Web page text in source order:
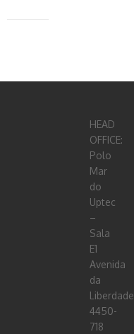
HEAD
OFFICE:
Polo
Mar
do
Uptec
–
Sala
E1
Avenida
da
Liberdade
4450-
718